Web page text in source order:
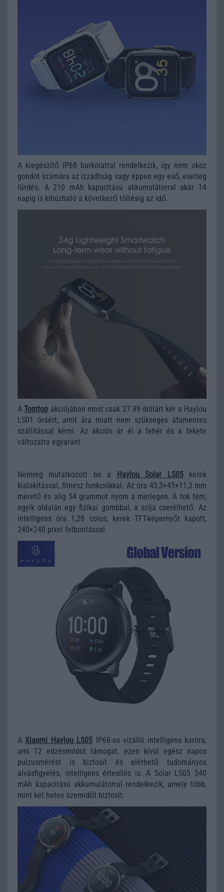
A kiegészítő IP68 burkolattal rendelkezik, így nem okoz
gondot számára az izzadtság vagy éppen egy eső, esetleg
fürdés. A 210 mAh kapacitású akkumulátorral akár 14
napig is kihúzható a következő töltésig az idő.
ATomtop akciójában most csak 27.99 dollárt kér a Haylou
LS01 óráért, amit ára miatt nem szükséges áfamentes
szállítással kérni. Az akciós ár él a fehér és a fekete
változatra egyaránt.
Nemrég mutatkozott be a Haylou Solar LS05kerek
kialakítással, fitnesz funkciókkal. Az óra 45,3×45×11,3 mm
méretű és alig 54 grammot nyom a mérlegen. A tok fém,
egyik oldalán egy fizikai gombbal, a szíja cserélhető. Az
intelligens óra 1,28 colos, kerek TFT-képernyőt kapott,
240×240 pixel felbontással.
AXiaomi Haylou LS05 IP68-os vízálló intelligens karóra,
ami 12 edzésmódot támogat, ezen kívül egész napos
pulzusmérést is biztosít és elérhető tudományos
alvásfigyelés, intelligens értesítés is. A Solar LS05 340
mAh kapacitású akkumulátorral rendelkezik, amely több,
mint két hetes üzemidőt biztosít.